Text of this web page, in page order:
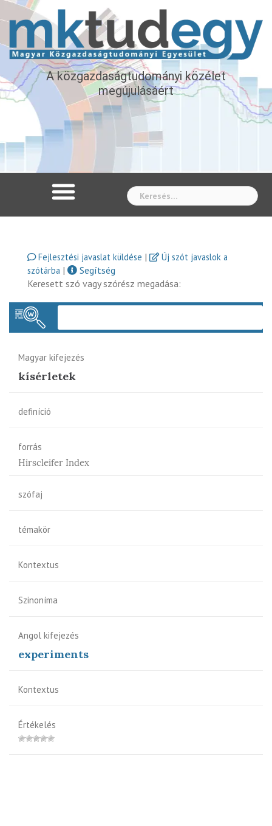
A közgazdaságtudományi közélet
megújulásáért
Fejlesztési javaslat küldése |
Új szót javaslok a
szótárba |
Segítség
Keresett szó vagy szórész megadása:
Magyar kifejezés
kísérletek
definíció
forrás
Hirscleifer Index
szófaj
témakör
Kontextus
Szinoníma
Angol kifejezés
experiments
Kontextus
Értékelés